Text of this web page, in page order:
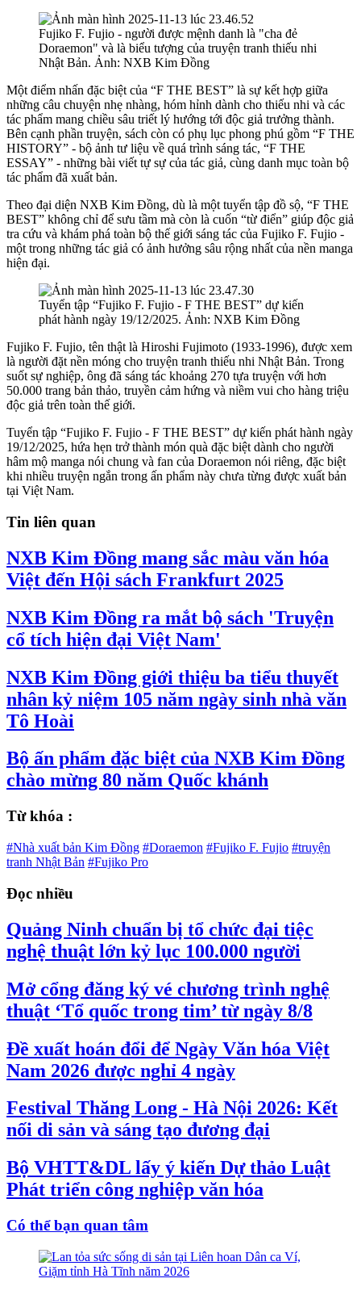
Fujiko F. Fujio - người được mệnh danh là "cha đẻ
Doraemon" và là biểu tượng của truyện tranh thiếu nhi
Nhật Bản. Ảnh: NXB Kim Đồng
Một điểm nhấn đặc biệt của “F THE BEST” là sự kết hợp giữa
những câu chuyện nhẹ nhàng, hóm hỉnh dành cho thiếu nhi và các
tác phẩm mang chiều sâu triết lý hướng tới độc giả trưởng thành.
Bên cạnh phần truyện, sách còn có phụ lục phong phú gồm “F THE
HISTORY” - bộ ảnh tư liệu về quá trình sáng tác, “F THE
ESSAY” - những bài viết tự sự của tác giả, cùng danh mục toàn bộ
tác phẩm đã xuất bản.
Theo đại diện NXB Kim Đồng, dù là một tuyển tập đồ sộ, “F THE
BEST” không chỉ để sưu tầm mà còn là cuốn “từ điển” giúp độc giả
tra cứu và khám phá toàn bộ thế giới sáng tác của Fujiko F. Fujio -
một trong những tác giả có ảnh hưởng sâu rộng nhất của nền manga
hiện đại.
Tuyển tập “Fujiko F. Fujio - F THE BEST” dự kiến
phát hành ngày 19/12/2025. Ảnh: NXB Kim Đồng
Fujiko F. Fujio, tên thật là Hiroshi Fujimoto (1933-1996), được xem
là người đặt nền móng cho truyện tranh thiếu nhi Nhật Bản. Trong
suốt sự nghiệp, ông đã sáng tác khoảng 270 tựa truyện với hơn
50.000 trang bản thảo, truyền cảm hứng và niềm vui cho hàng triệu
độc giả trên toàn thế giới.
Tuyển tập “Fujiko F. Fujio - F THE BEST” dự kiến phát hành ngày
19/12/2025, hứa hẹn trở thành món quà đặc biệt dành cho người
hâm mộ manga nói chung và fan của Doraemon nói riêng, đặc biệt
khi nhiều truyện ngắn trong ấn phẩm này chưa từng được xuất bản
tại Việt Nam.
Tin liên quan
NXB Kim Đồng mang sắc màu văn hóa
Việt đến Hội sách Frankfurt 2025
NXB Kim Đồng ra mắt bộ sách 'Truyện
cổ tích hiện đại Việt Nam'
NXB Kim Đồng giới thiệu ba tiểu thuyết
nhân kỷ niệm 105 năm ngày sinh nhà văn
Tô Hoài
Bộ ấn phẩm đặc biệt của NXB Kim Đồng
chào mừng 80 năm Quốc khánh
Từ khóa :
#Nhà xuất bản Kim Đồng #Doraemon #Fujiko F. Fujio #truyện
tranh Nhật Bản #Fujiko Pro
Đọc nhiều
Quảng Ninh chuẩn bị tổ chức đại tiệc
nghệ thuật lớn kỷ lục 100.000 người
Mở cổng đăng ký vé chương trình nghệ
thuật ‘Tổ quốc trong tim’ từ ngày 8/8
Đề xuất hoán đổi để Ngày Văn hóa Việt
Nam 2026 được nghỉ 4 ngày
Festival Thăng Long - Hà Nội 2026: Kết
nối di sản và sáng tạo đương đại
Bộ VHTT&DL lấy ý kiến Dự thảo Luật
Phát triển công nghiệp văn hóa
Có thể bạn quan tâm